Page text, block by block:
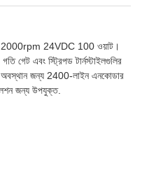
2000rpm 24VDC 100 ওয়াট।
গেট এবং স্ট্রিপড টার্নস্টাইলগুলির
অবস্থান জন্য 2400-লাইন এনকোডার
জন্য উপযুক্ত.